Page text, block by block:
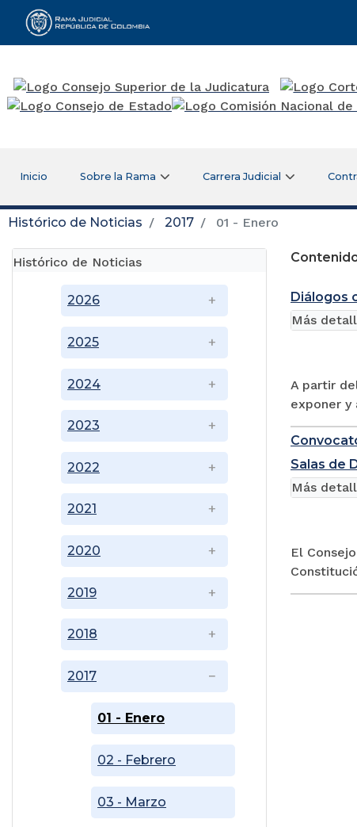
Rama Judicial
Inicio Sobre la Rama Carrera Judicial
Histórico de Noticias 2017 01 - Enero
Histórico de Noticias
2017
01 - Enero
02 - Febrero
03 - Marzo
2018
2019
2020
2021
2022
2023
2024
2025
2026 Diálogos
A partir
exponer y
Más
Salas de
El
Más